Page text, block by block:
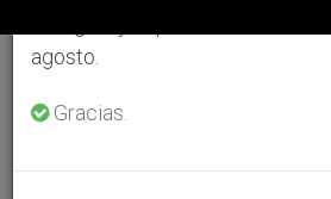
agosto.
Gracias.